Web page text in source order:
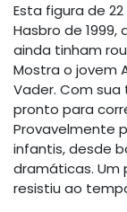
Esta figura de
Hasbro de
ainda tinham
Mostra o jovem
Vader. Com
pronto para
Provavelmente
infantis, desde
dramáticas.
resistiu ao